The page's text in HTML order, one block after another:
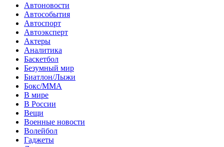
Автоновости
Автособытия
Автоспорт
Автоэксперт
Актеры
Аналитика
Баскетбол
Безумный мир
Биатлон/Лыжи
Бокс/MMA
В мире
В России
Вещи
Военные новости
Волейбол
Гаджеты